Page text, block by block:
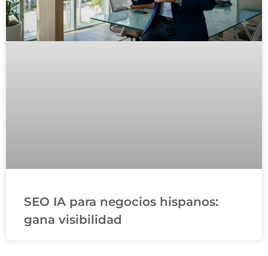
SEO IA para negocios hispanos:
gana visibilidad